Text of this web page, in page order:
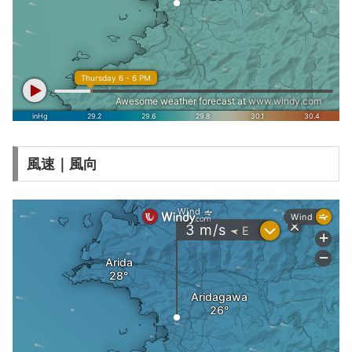
風速｜風向